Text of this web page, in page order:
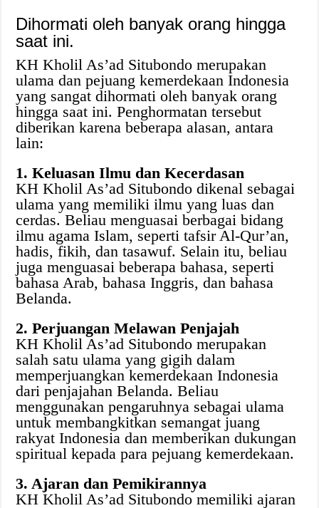
Dihormati oleh banyak orang hingga
saat ini.
KH Kholil As’ad Situbondo merupakan
ulama dan pejuang kemerdekaan Indonesia
yang sangat dihormati oleh banyak orang
hingga saat ini. Penghormatan tersebut
diberikan karena beberapa alasan, antara
lain:
1. Keluasan Ilmu dan Kecerdasan
KH Kholil As’ad Situbondo dikenal sebagai
ulama yang memiliki ilmu yang luas dan
cerdas. Beliau menguasai berbagai bidang
ilmu agama Islam, seperti tafsir Al-Qur’an,
hadis, fikih, dan tasawuf. Selain itu, beliau
juga menguasai beberapa bahasa, seperti
bahasa Arab, bahasa Inggris, dan bahasa
Belanda.
2. Perjuangan Melawan Penjajah
KH Kholil As’ad Situbondo merupakan
salah satu ulama yang gigih dalam
memperjuangkan kemerdekaan Indonesia
dari penjajahan Belanda. Beliau
menggunakan pengaruhnya sebagai ulama
untuk membangkitkan semangat juang
rakyat Indonesia dan memberikan dukungan
spiritual kepada para pejuang kemerdekaan.
3. Ajaran dan Pemikirannya
KH Kholil As’ad Situbondo memiliki ajaran